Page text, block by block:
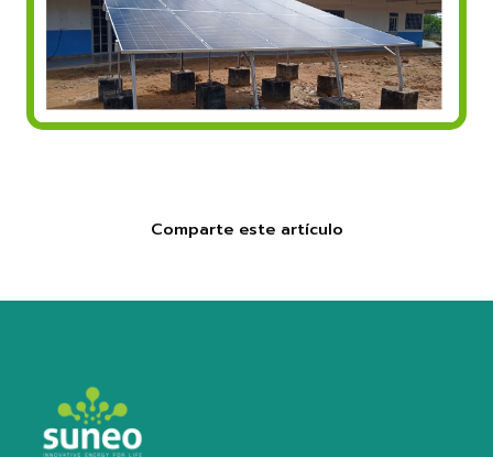
Comparte este artículo